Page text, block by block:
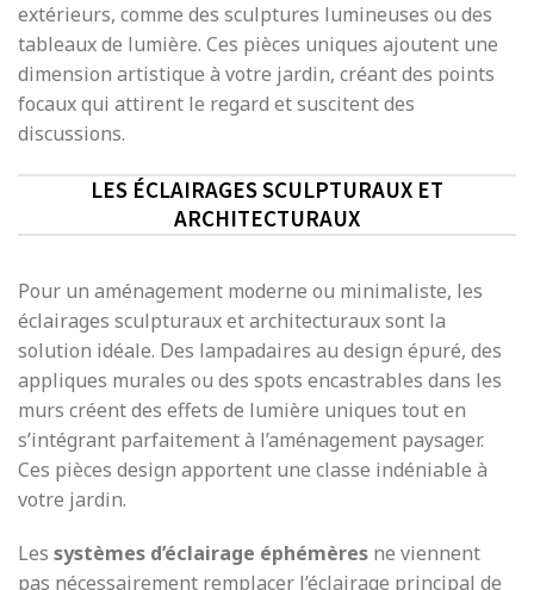
extérieurs, comme des sculptures lumineuses ou des
tableaux de lumière. Ces pièces uniques ajoutent une
dimension artistique à votre jardin, créant des points
focaux qui attirent le regard et suscitent des
discussions.
LES ÉCLAIRAGES SCULPTURAUX ET
ARCHITECTURAUX
Pour un aménagement moderne ou minimaliste, les
éclairages sculpturaux et architecturaux sont la
solution idéale. Des lampadaires au design épuré, des
appliques murales ou des spots encastrables dans les
murs créent des effets de lumière uniques tout en
s’intégrant parfaitement à l’aménagement paysager.
Ces pièces design apportent une classe indéniable à
votre jardin.
Les systèmes d’éclairage éphémères ne viennent
pas nécessairement remplacer l’éclairage principal de